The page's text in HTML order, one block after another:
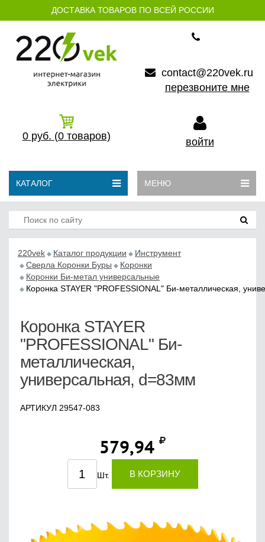
ДОСТАВКА ТОВАРОВ ПО ВСЕЙ РОССИИ
contact@220vek.ru
перезвоните мне
0 руб. (0 товаров) войти
КАТАЛОГ МЕНЮ
220vek Каталог продукции
Инструмент
Сверла Коронки Буры
Коронки
Коронки Би-метал универсальные
Коронка STAYER "PROFESSIONAL" Би-металлическая,
Коронка STAYER
"PROFESSIONAL" Би-
металлическая,
универсальная, d=83мм
АРТИКУЛ 29547-083
579,94
Шт. В КОРЗИНУ